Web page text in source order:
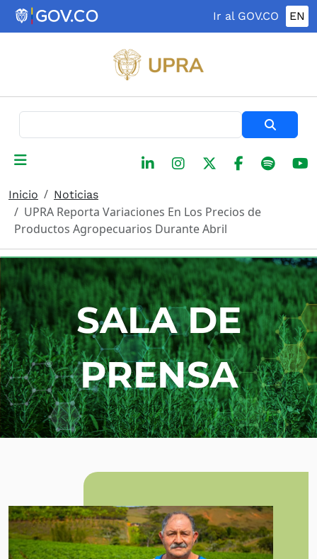
Pasar al contenido principal
Ir al GOV.CO EN
Inicio Noticias
UPRA Reporta Variaciones En Los Precios de
Productos Agropecuarios Durante Abril
SALA DE
PRENSA